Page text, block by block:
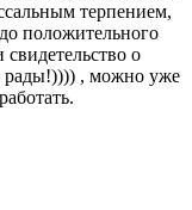
терпением,
положительного
о
, можно уже